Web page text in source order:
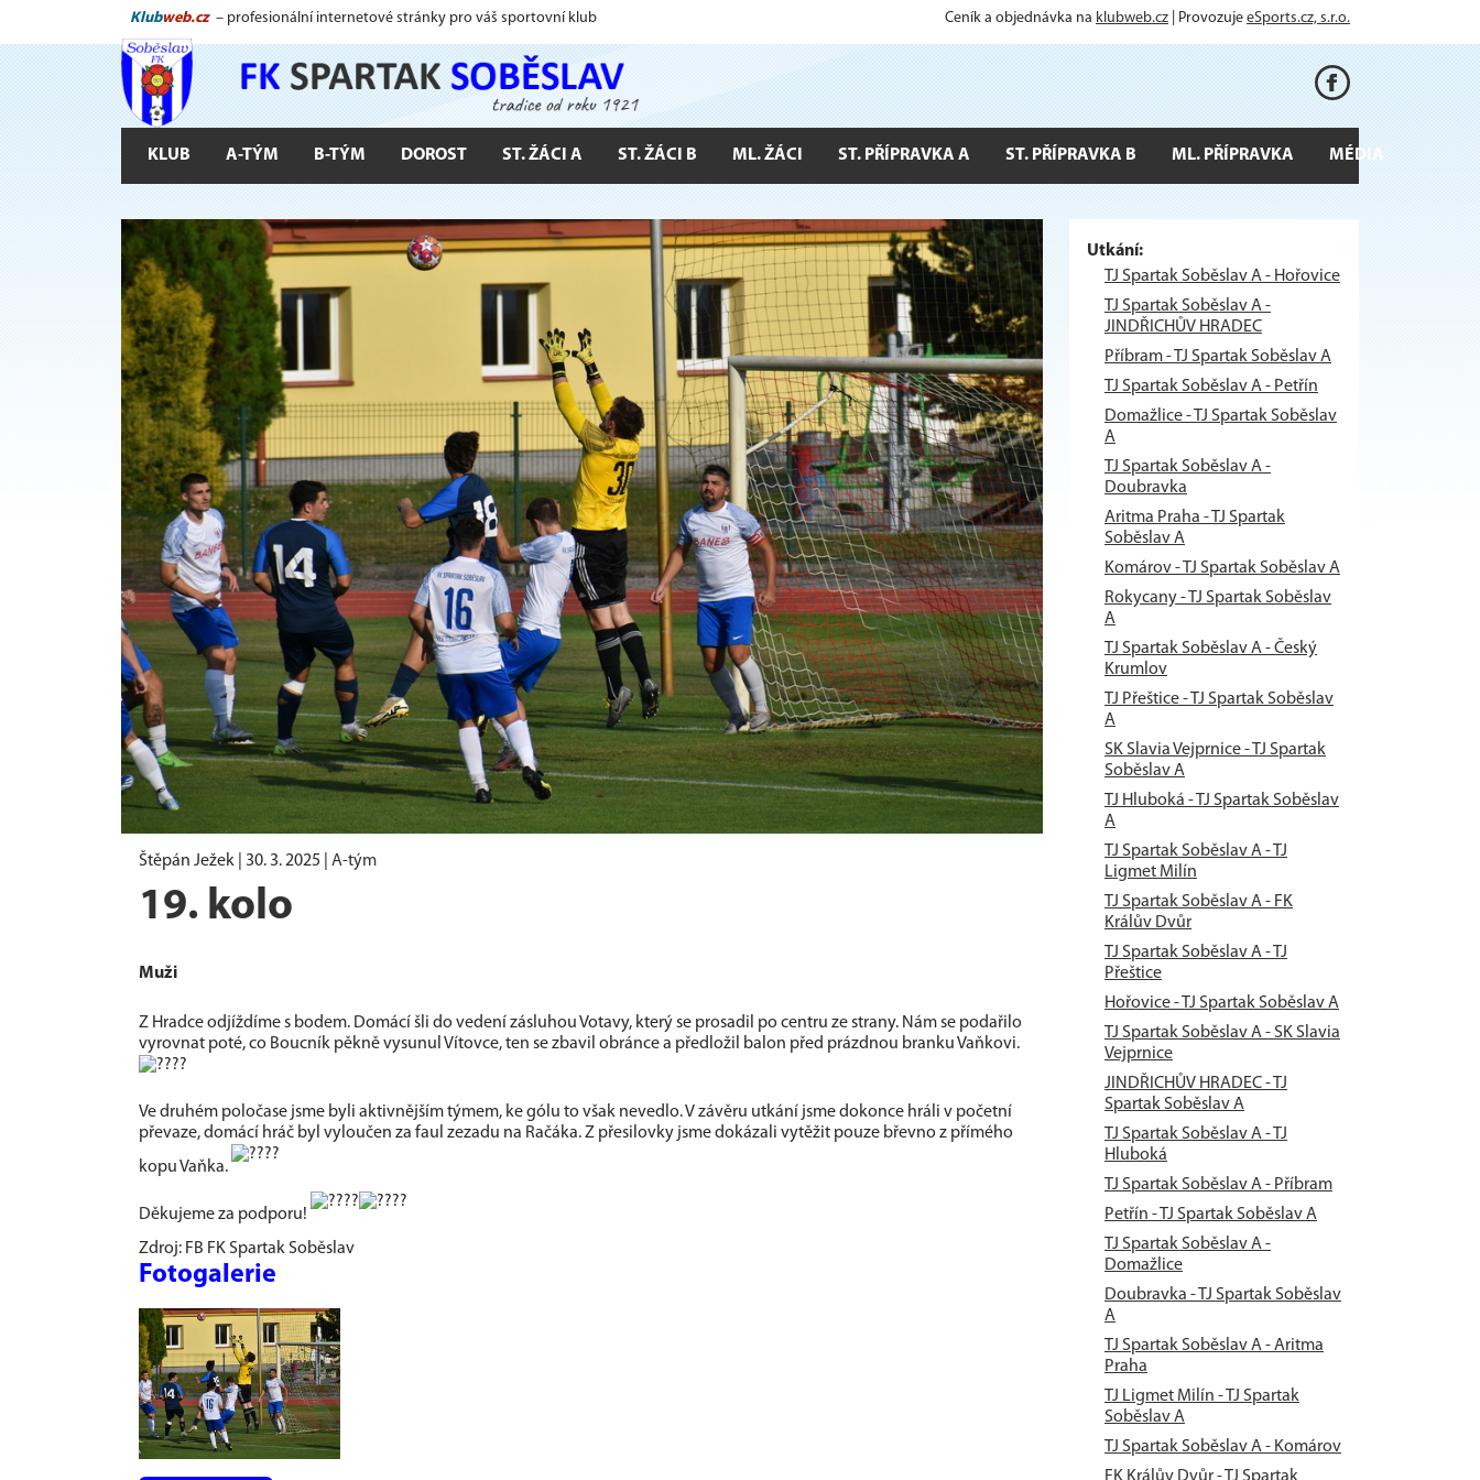
Klubweb.cz – profesionální internetové stránky pro váš sportovní klub Ceník a objednávka na klubweb.cz | Provozuje eSports.cz, s.r.o.
KLUB A-TÝM B-TÝM DOROST ST. ŽÁCI A ST. ŽÁCI B ML. ŽÁCI ST. PŘÍPRAVKA A ST. PŘÍPRAVKA B ML. PŘÍPRAVKA MÉDIA
Štěpán Ježek | 30. 3. 2025 A-tým
19. kolo
Muži
Z Hradce odjíždíme s bodem. Domácí šli do vedení zásluhou Votavy, který se prosadil po centru ze strany. Nám se podařilo
vyrovnat poté, co Boucník pěkně vysunul Vítovce, ten se zbavil obránce a předložil balon před prázdnou branku Vaňkovi.
Ve druhém poločase jsme byli aktivnějším týmem, ke gólu to však nevedlo. V závěru utkání jsme dokonce hráli v početní
převaze, domácí hráč byl vyloučen za faul zezadu na Račáka. Z přesilovky jsme dokázali vytěžit pouze břevno z přímého
kopu Vaňka.
Děkujeme za podporu!
Zdroj: FB FK Spartak Soběslav
Fotogalerie
Utkání:
TJ Spartak Soběslav A - Hořovice
TJ Spartak Soběslav A -
JINDŘICHŮV HRADEC
Příbram - TJ Spartak Soběslav A
TJ Spartak Soběslav A - Petřín
Domažlice - TJ Spartak Soběslav
A
TJ Spartak Soběslav A -
Doubravka
Aritma Praha - TJ Spartak
Soběslav A
Komárov - TJ Spartak Soběslav A
Rokycany - TJ Spartak Soběslav
A
TJ Spartak Soběslav A - Český
Krumlov
TJ Přeštice - TJ Spartak Soběslav
A
SK Slavia Vejprnice - TJ Spartak
Soběslav A
TJ Hluboká - TJ Spartak Soběslav
A
TJ Spartak Soběslav A - TJ
Ligmet Milín
TJ Spartak Soběslav A - FK
Králův Dvůr
TJ Spartak Soběslav A - TJ
Přeštice
Hořovice - TJ Spartak Soběslav A
TJ Spartak Soběslav A - SK Slavia
Vejprnice
JINDŘICHŮV HRADEC - TJ
Spartak Soběslav A
TJ Spartak Soběslav A - TJ
Hluboká
TJ Spartak Soběslav A - Příbram
Petřín - TJ Spartak Soběslav A
TJ Spartak Soběslav A -
Domažlice
Doubravka - TJ Spartak Soběslav
A
TJ Spartak Soběslav A - Aritma
Praha
TJ Ligmet Milín - TJ Spartak
Soběslav A
TJ Spartak Soběslav A - Komárov